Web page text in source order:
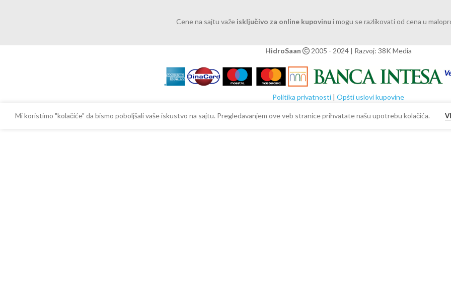
Cene na sajtu važe isključivo za online kupovinu i mogu se razlikovati od cena u
HidroSaan 2005 - 2024 | Razvoj: 38K Media
Politika privatnosti | Opšti uslovi kupovine
Mi koristimo "kolačiće" da bismo poboljšali vaše iskustvo na sajtu. Pregledavanjem ove veb stranice prihvatate našu upotrebu kolačića.